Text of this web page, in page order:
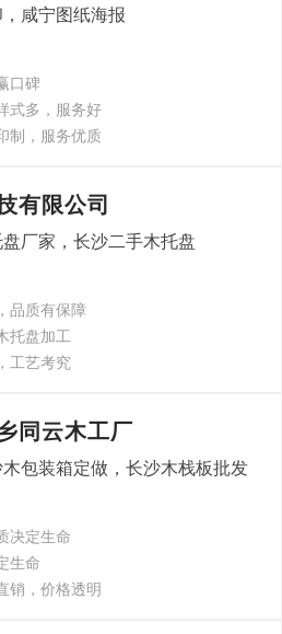
咸宁图纸海报
口碑
式多，服务好
制，服务优质
有限公司
厂家，长沙二手木托盘
品质有保障
托盘加工
工艺考究
同云木工厂
包装箱定做，长沙木栈板批发
决定生命
生命
销，价格透明